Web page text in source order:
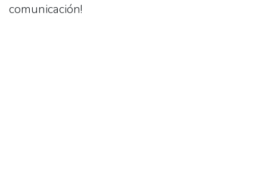
comunicación!